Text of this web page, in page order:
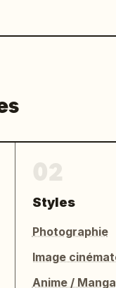
Styles
Photographie
Anime / Manga